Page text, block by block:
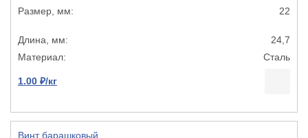
22
24,7
Сталь
1.00 ₽/кг
Винт барашковый